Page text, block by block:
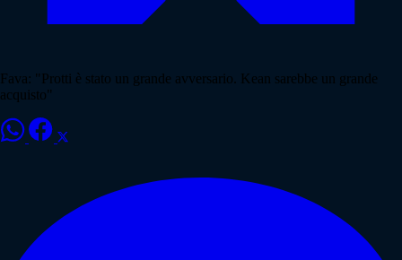
Fava: "Protti è stato un grande avversario. Kean sarebbe un grande
acquisto"